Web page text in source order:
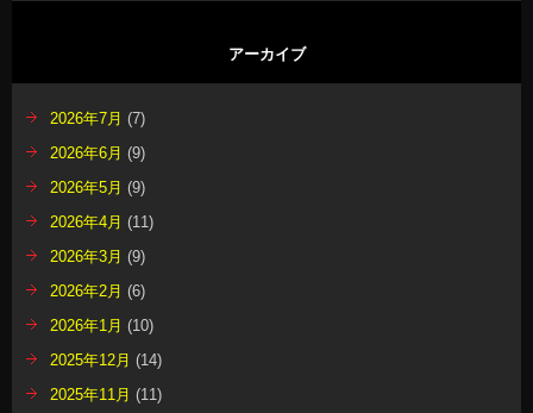
アーカイブ
2026年7月 (7)
2026年6月 (9)
2026年5月 (9)
2026年4月 (11)
2026年3月 (9)
2026年2月 (6)
2026年1月 (10)
2025年12月 (14)
2025年11月 (11)